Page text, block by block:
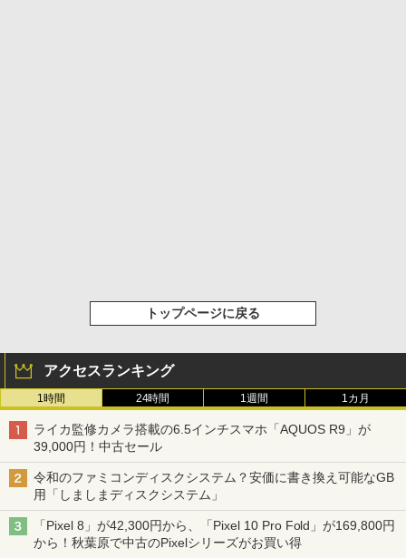
トップページに戻る
アクセスランキング
1時間 24時間 1週間 1カ月
ライカ監修カメラ搭載の6.5インチスマホ「AQUOS R9」が
39,000円！中古セール
令和のファミコンディスクシステム？安価に書き換え可能なGB
用「しましまディスクシステム」
「Pixel 8」が42,300円から、「Pixel 10 Pro Fold」が169,800円
から！秋葉原で中古のPixelシリーズがお買い得